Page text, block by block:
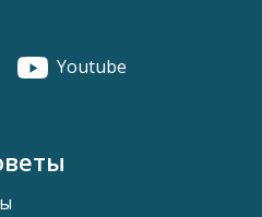
Youtube